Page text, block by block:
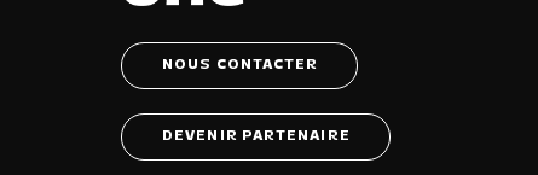
NOUS CONTACTER
DEVENIR PARTENAIRE